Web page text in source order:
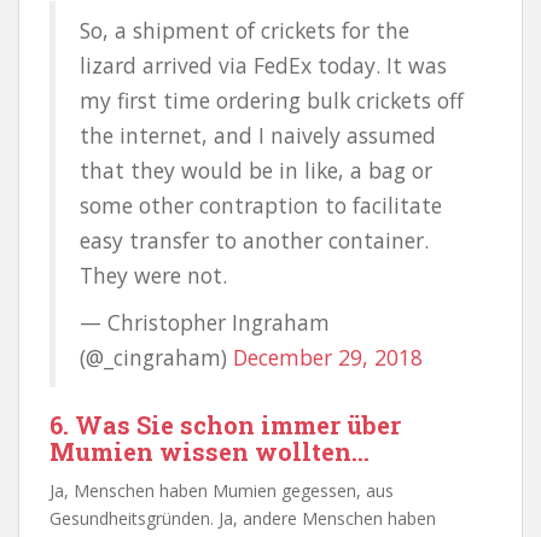
So, a shipment of crickets for the
lizard arrived via FedEx today. It was
my first time ordering bulk crickets off
the internet, and I naively assumed
that they would be in like, a bag or
some other contraption to facilitate
easy transfer to another container.
They were not.
— Christopher Ingraham
(@_cingraham) December 29, 2018
6. Was Sie schon immer über
Mumien wissen wollten…
Ja, Menschen haben Mumien gegessen, aus
Gesundheitsgründen. Ja, andere Menschen haben